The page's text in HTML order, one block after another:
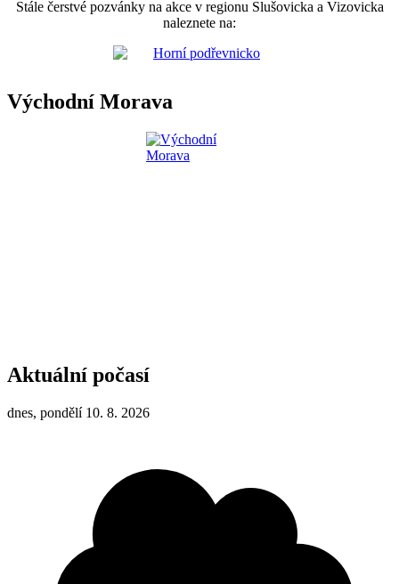
Stále čerstvé pozvánky na akce v regionu Slušovicka a Vizovicka
naleznete na:
Východní Morava
Aktuální počasí
dnes, pondělí 10. 8. 2026